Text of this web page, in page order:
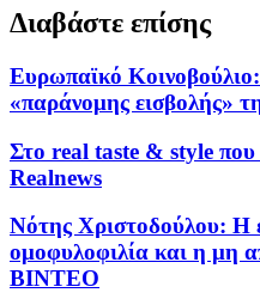
Διαβάστε επίσης
Ευρωπαϊκό
«παράνομης εισβολής»
Στο real taste & style που
Realnews
Νότης Χριστοδούλου: Η
ομοφυλοφιλία και η μη
ΒΙΝΤΕΟ